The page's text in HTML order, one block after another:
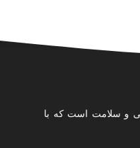
و سلامت است که با